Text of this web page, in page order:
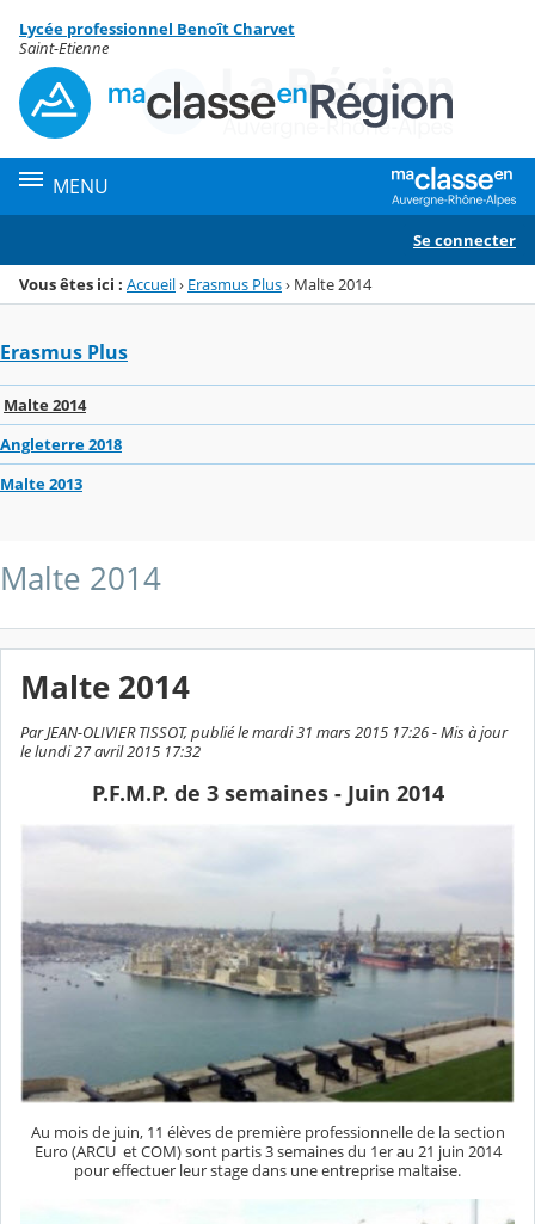
Menu de la rubrique
Contenu
Lycée professionnel Benoît Charvet
Saint-Etienne
MENU
Se connecter
Vous êtes ici : Accueil› Erasmus Plus› Malte 2014
Erasmus Plus
Malte 2014
Angleterre 2018
Malte 2013
Malte 2014
Malte 2014
Par JEAN-OLIVIER TISSOT, publié le mardi 31 mars 2015 17:26 - Mis à jour
le lundi 27 avril 2015 17:32
P.F.M.P. de 3 semaines - Juin 2014
Au mois de juin, 11 élèves de première professionnelle de la section
Euro (ARCU et COM) sont partis 3 semaines du 1er au 21 juin 2014
pour effectuer leur stage dans une entreprise maltaise.